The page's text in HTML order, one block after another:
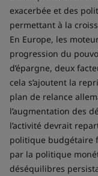
exacerbée et des
permettant à la
En Europe, les
progression du
d’épargne, deux
cela s’ajoutent la
plan de relance
l’augmentation des
l’activité devrait
politique budgétaire
par la politique
déséquilibres